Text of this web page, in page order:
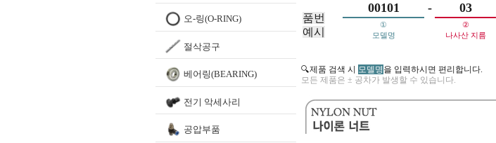
오-링(O-RING)
절삭공구
베어링(BEARING)
전기 악세사리
공압부품
품번
예시
00101 - 03
①
모델명
②
나사산 지름
🔍제품 검색 시 모델명을 입력하시면 편리합니다.
모든 제품은 ± 공차가 발생할 수 있습니다.